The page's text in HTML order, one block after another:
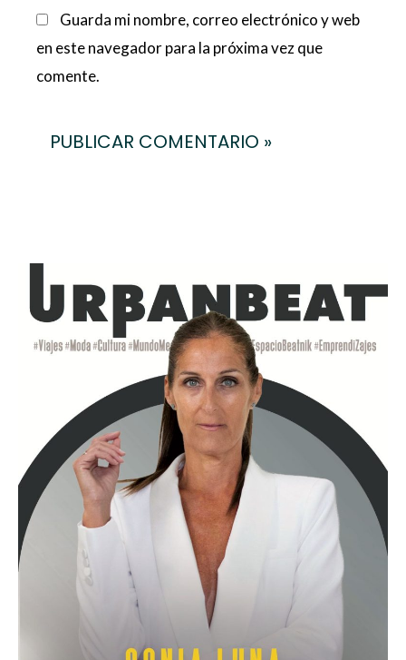
Guarda mi nombre, correo electrónico y web
en este navegador para la próxima vez que
comente.